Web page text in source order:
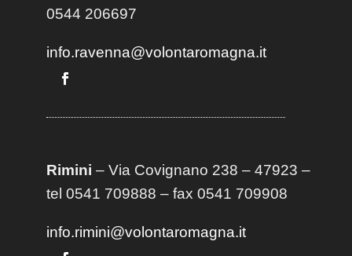
0544 206697
info.ravenna@volontaromagna.it
Rimini – Via Covignano 238 – 47923 –
tel 0541 709888 – fax 0541 709908
info.rimini@volontaromagna.it